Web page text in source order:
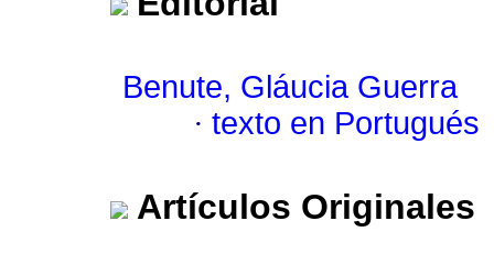
Benute, Gláucia Guerra
· texto en Portugués
Artículos Originales